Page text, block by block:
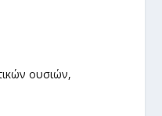
ουσιών,